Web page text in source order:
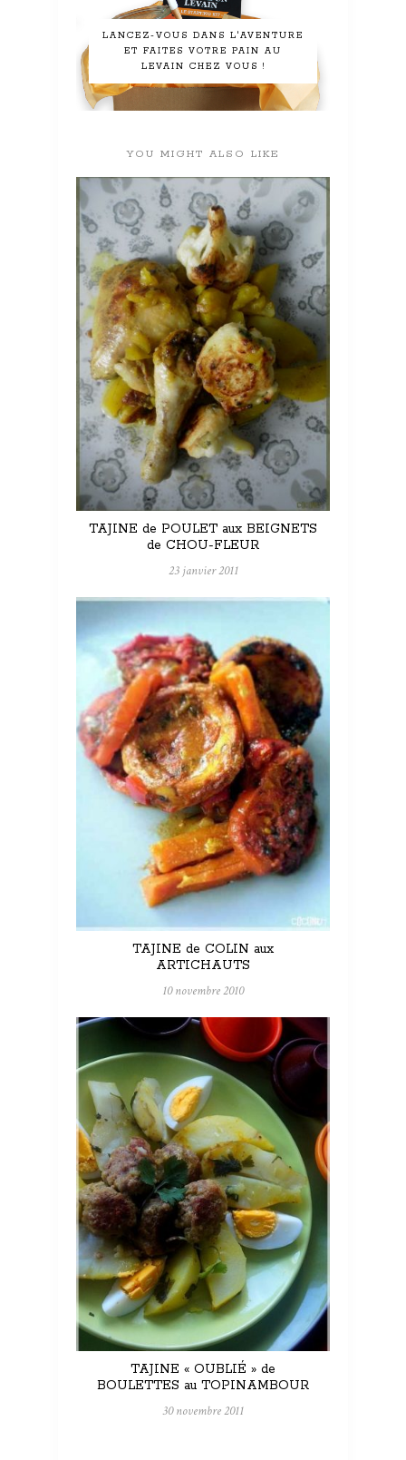
LANCEZ-VOUS DANS L'AVENTURE
ET FAITES VOTRE PAIN AU
LEVAIN CHEZ VOUS !
YOU MIGHT ALSO LIKE
TAJINE de POULET aux BEIGNETS
de CHOU-FLEUR
23 janvier 2011
TAJINE de COLIN aux
ARTICHAUTS
10 novembre 2010
TAJINE « OUBLIÉ » de
BOULETTES au TOPINAMBOUR
30 novembre 2011